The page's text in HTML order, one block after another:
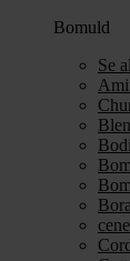
Bomuld
Se